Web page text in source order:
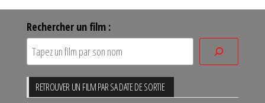
Rechercher un film :
RETROUVER UN FILM PAR SA DATE DE SORTIE